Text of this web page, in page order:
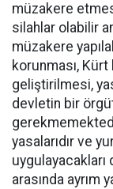
müzakere
silahlar olabilir
müzakere
korunması,
geliştirilmesi,
devletin bir
yasalarıdır ve
arasında ayrım